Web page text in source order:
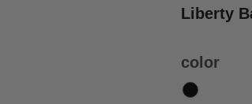
Liberty
color